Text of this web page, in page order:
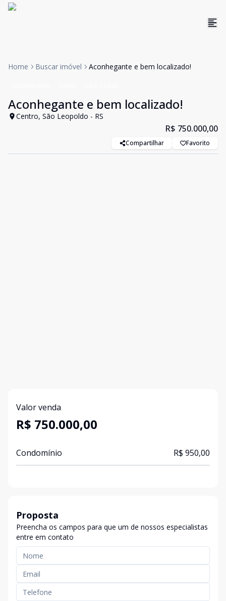
Home Buscar imóvel Aconhegante e bem localizado!
Aconhegante e bem localizado!
Centro, São Leopoldo - RS
R$ 750.000,00
Compartilhar Favorito
Valor venda
R$ 750.000,00
Condomínio R$ 950,00
Proposta
Preencha os campos para que um de nossos especialistas
entre em contato